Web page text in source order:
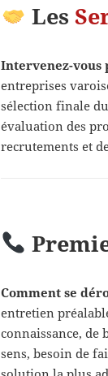
Les
Intervenez-vous
entreprises
sélection finale
évaluation des
recrutements et
Comment se
entretien
connaissance,
sens, besoin de